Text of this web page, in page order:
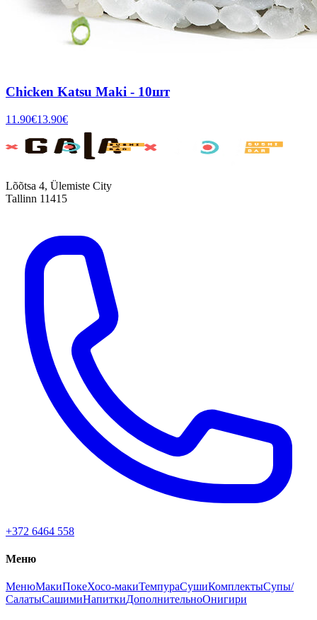
Chicken Katsu Maki - 10шт
11.90€13.90€
Lõõtsa 4, Ülemiste City
Tallinn 11415
+372 6464 558
Меню
МенюМакиПокеХосо-макиТемпураСушиКомплектыСупы/
СалатыСашимиНапиткиДополнительноОнигири